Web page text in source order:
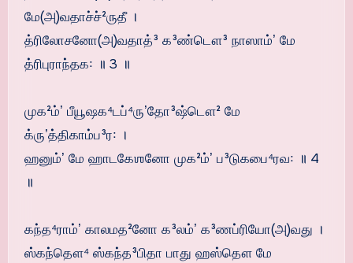
மே(அ)வதாச்ச்²ருதீ ।
த்ரிலோசனோ(அ)வதாத்³ க³ண்டௌ³ நாஸாம்ʼ மே
த்ரிபுராந்தக꞉ ॥ 3 ॥
முக²ம்ʼ பீயூஷக⁴டப்⁴ருʼதோ³ஷ்டௌ² மே
க்ருʼத்திகாம்ப³ர꞉ ।
ஹனும்ʼ மே ஹாடகேஶனோ முக²ம்ʼ ப³டுகபை⁴ரவ꞉ ॥ 4
॥
கந்த⁴ராம்ʼ காலமத²னோ க³லம்ʼ க³ணப்ரியோ(அ)வது ।
ஸ்கந்தௌ⁴ ஸ்கந்த³பிதா பாது ஹஸ்தௌ மே